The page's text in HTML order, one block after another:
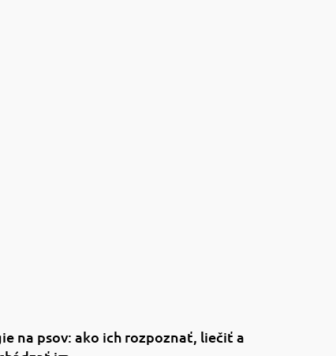
na psov: ako ich rozpoznať, liečiť a